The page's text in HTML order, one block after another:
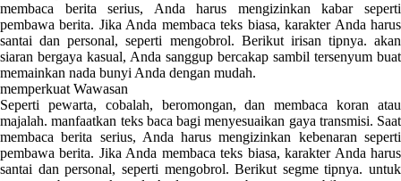
membaca berita serius, Anda harus mengizinkan kabar seperti
pembawa berita. Jika Anda membaca teks biasa, karakter Anda harus
santai dan personal, seperti mengobrol. Berikut irisan tipnya. akan
siaran bergaya kasual, Anda sanggup bercakap sambil tersenyum buat
memainkan nada bunyi Anda dengan mudah.
memperkuat Wawasan
Seperti pewarta, cobalah, beromongan, dan membaca koran atau
majalah. manfaatkan teks baca bagi menyesuaikan gaya transmisi. Saat
membaca berita serius, Anda harus mengizinkan kebenaran seperti
pembawa berita. Jika Anda membaca teks biasa, karakter Anda harus
santai dan personal, seperti mengobrol. Berikut segme tipnya. untuk